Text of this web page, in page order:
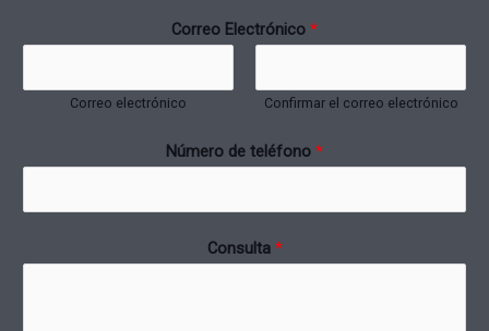
Correo Electrónico *
Correo electrónico Confirmar el correo electrónico
Número de teléfono *
Consulta *